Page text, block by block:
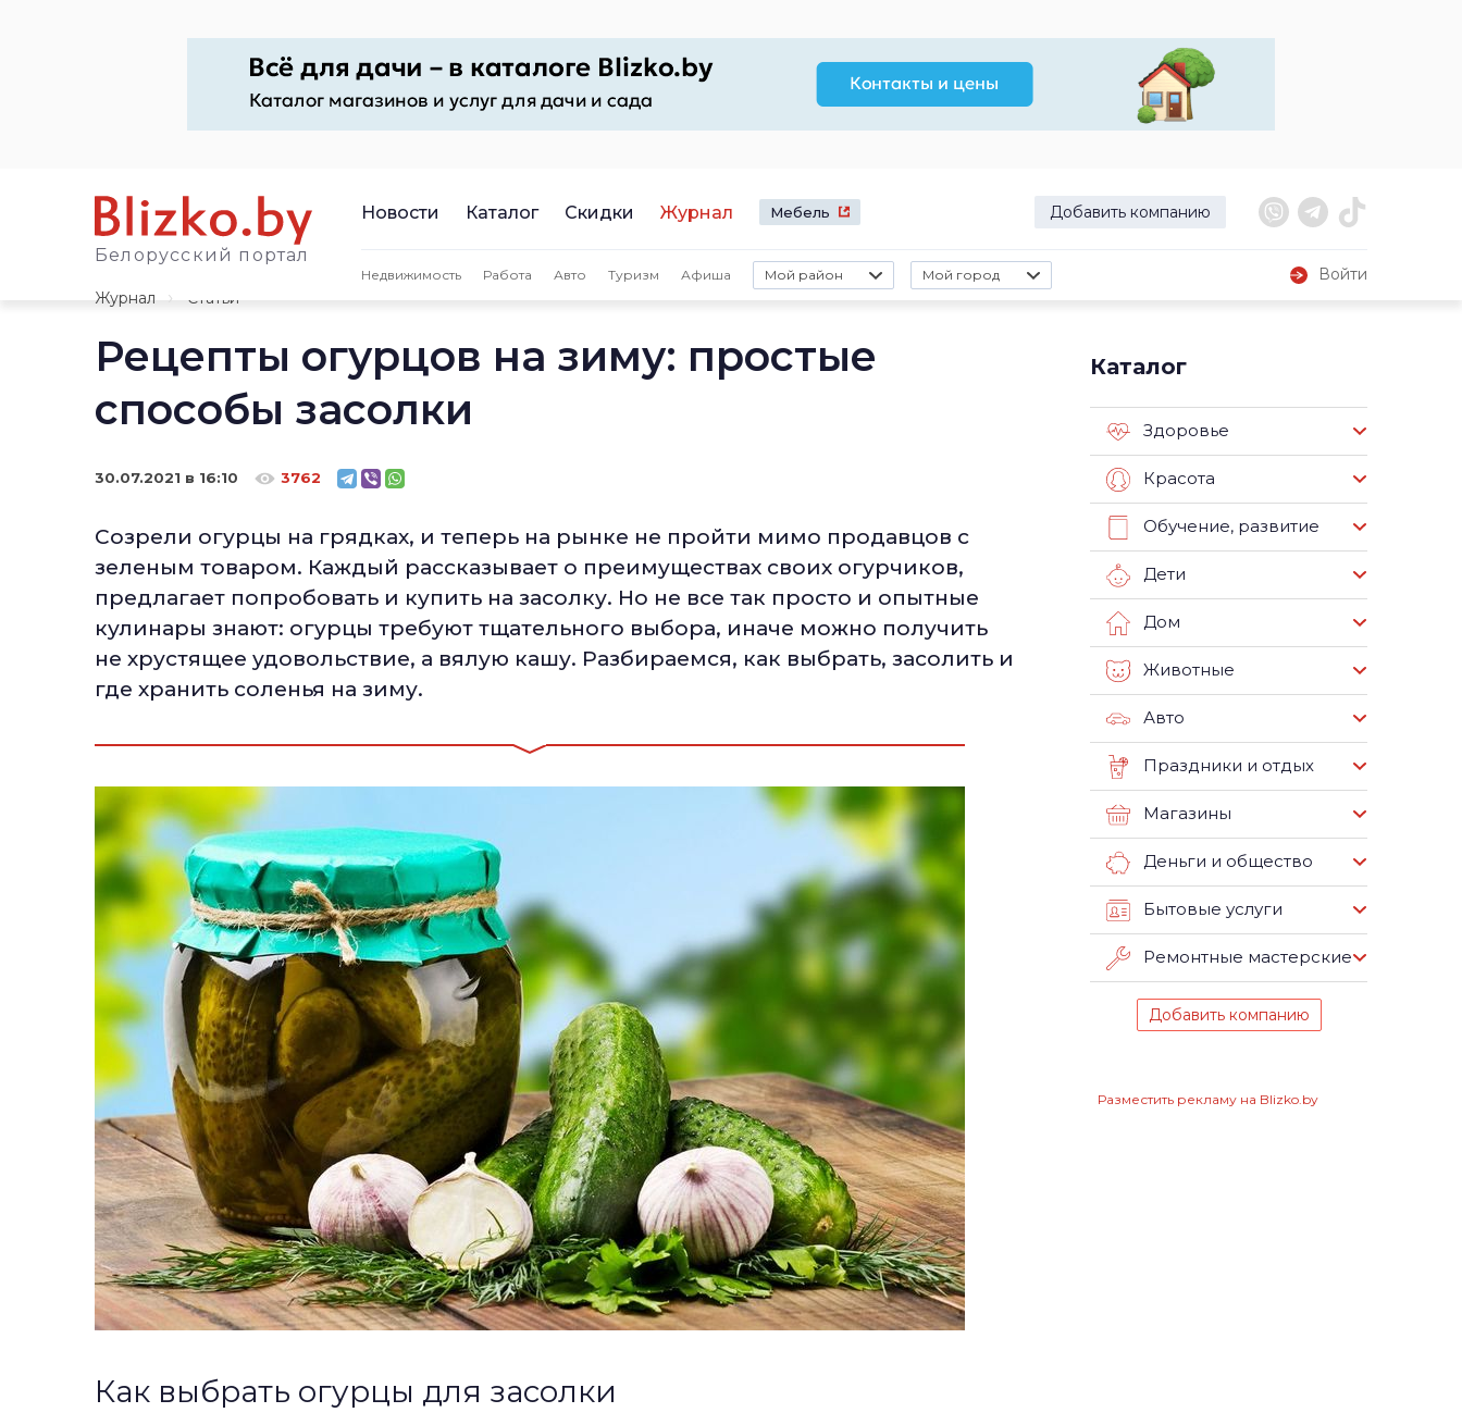
Белорусский портал
Новости Каталог Скидки Журнал Мебель Добавить компанию
Недвижимость Работа Авто Туризм Афиша Мой район Мой город
Войти
Журнал
Статьи
Рецепты огурцов на зиму: простые
способы засолки
30.07.2021 в 16:10 3762
Созрели огурцы на грядках, и теперь на рынке не пройти мимо продавцов с
зеленым товаром. Каждый рассказывает о преимуществах своих огурчиков,
предлагает попробовать и купить на засолку. Но не все так просто и опытные
кулинары знают: огурцы требуют тщательного выбора, иначе можно получить
не хрустящее удовольствие, а вялую кашу. Разбираемся, как выбрать, засолить и
где хранить соленья на зиму.
Как выбрать огурцы для засолки
Каталог
Здоровье
Красота
Обучение, развитие
Дети
Дом
Животные
Авто
Праздники и отдых
Магазины
Деньги и общество
Бытовые услуги
Ремонтные мастерские
Добавить компанию
Разместить рекламу на Blizko.by